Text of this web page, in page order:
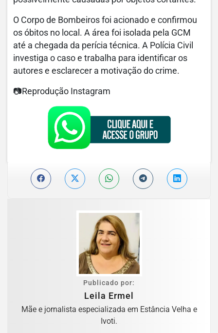
O Corpo de Bombeiros foi acionado e confirmou
os óbitos no local. A área foi isolada pela GCM
até a chegada da perícia técnica. A Polícia Civil
investiga o caso e trabalha para identificar os
autores e esclarecer a motivação do crime.
📷Reprodução Instagram
Publicado por:
Leila Ermel
Mãe e jornalista especializada em Estância Velha e
Ivoti.